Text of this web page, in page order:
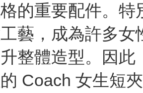
的重要配件。
藝，成為許多
整體造型。因
Coach 女生短